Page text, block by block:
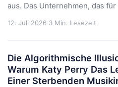
aus. Das Unternehmen, das für
12. Juli 2026 3 Min. Lesezeit
Die Algorithmische
Warum Katy Perry Das
Einer Sterbenden